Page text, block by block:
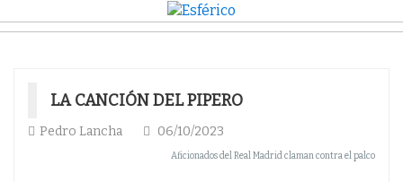
LA CANCIÓN DEL PIPERO
Pedro Lancha 06/10/2023
Aficionados del Real Madrid claman contra el palco